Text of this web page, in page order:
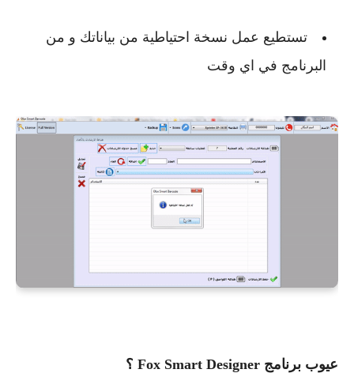
تستطيع عمل نسخة احتياطية من بياناتك و من
البرنامج في اي وقت
عيوب برنامج Fox Smart Designer ؟